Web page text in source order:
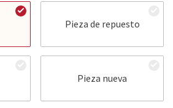
Pieza de repuesto
Pieza nueva